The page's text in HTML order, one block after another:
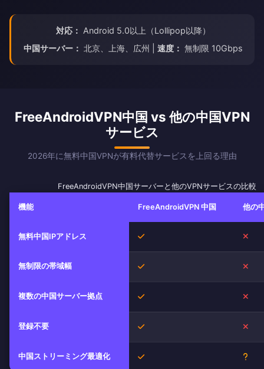
対応： Android 5.0以上（Lollipop以降）
中国サーバー： 北京、上海、広州 | 速度： 無制限 10Gbps
FreeAndroidVPN中国 vs 他の中国VPN
サービス
2026年に無料中国VPNが有料代替サービスを上回る理由
FreeAndroidVPN中国サーバーと他のVPNサービスの比較
機能 FreeAndroidVPN 中国 他の
無料中国IPアドレス はい
無制限の帯域幅 はい
複数の中国サーバー拠点 はい
登録不要 はい
中国ストリーミング最適化 はい